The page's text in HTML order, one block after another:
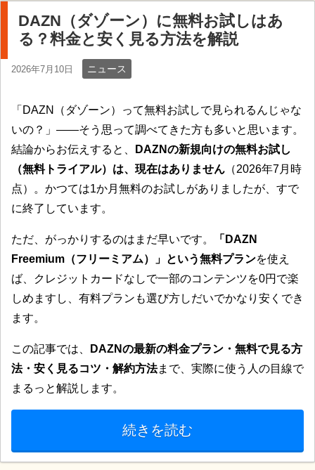
DAZN（ダゾーン）に無料お試しはあ
る？料金と安く見る方法を解説
2026年7月10日 ニュース
「DAZN（ダゾーン）って無料お試しで見られるんじゃな
いの？」——そう思って調べてきた方も多いと思います。
結論からお伝えすると、
DAZNの新規向けの無料お試し
（無料トライアル）は、現在はありません （2026年7月時
点）。かつては1か月無料のお試しがありましたが、すで
に終了しています。
ただ、がっかりするのはまだ早いです。
「DAZN
Freemium（フリーミアム）」という無料プランを使え
ば、クレジットカードなしで一部のコンテンツを0円で楽
しめますし、有料プランも選び方しだいでかなり安くでき
ます。
この記事では、
DAZNの最新の料金プラン・無料で見る方
法・安く見るコツ・解約方法まで、実際に使う人の目線で
まるっと解説します。
続きを読む